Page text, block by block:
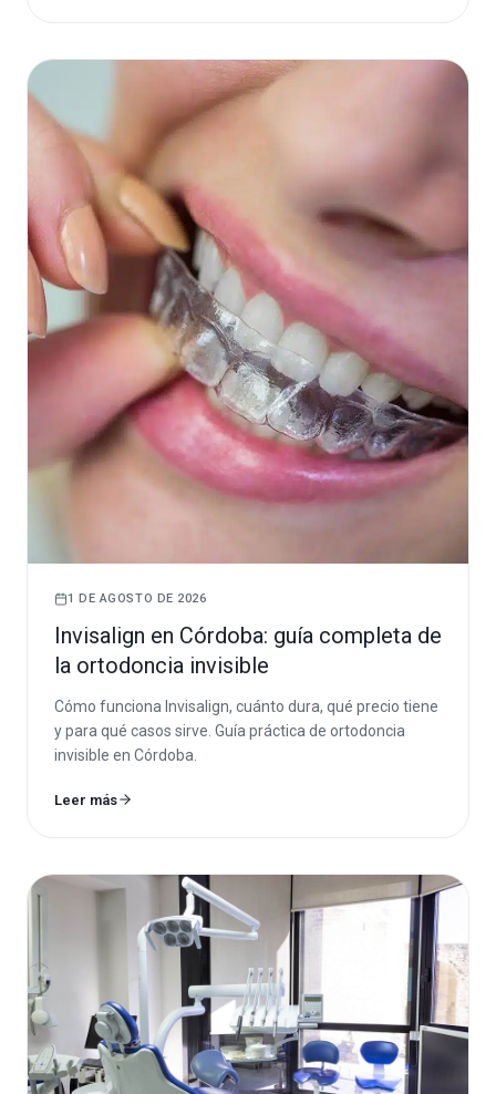
1 DE AGOSTO DE 2026
Invisalign en Córdoba: guía completa de
la ortodoncia invisible
Cómo funciona Invisalign, cuánto dura, qué precio tiene
y para qué casos sirve. Guía práctica de ortodoncia
invisible en Córdoba.
Leer más